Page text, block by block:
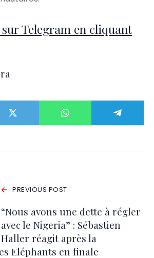
Telegram en cliquant
PREVIOUS POST
“Nous avons une dette à régler
avec le Nigeria” : Sébastien
Haller réagit après la
Eléphants en finale